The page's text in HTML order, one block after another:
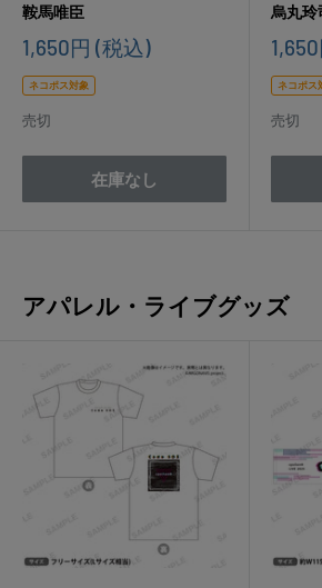
鞍馬唯臣
販
価
格
1,650円 (税込)
ネコポス対象
売切
在庫なし
烏丸玲
販
価
格
ネコポス
売切
アパレル・ライブグッズ